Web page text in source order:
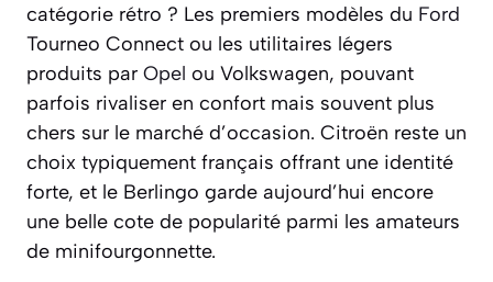
catégorie rétro ? Les premiers modèles du Ford
Tourneo Connect ou les utilitaires légers
produits par Opel ou Volkswagen, pouvant
parfois rivaliser en confort mais souvent plus
chers sur le marché d’occasion. Citroën reste un
choix typiquement français offrant une identité
forte, et le Berlingo garde aujourd’hui encore
une belle cote de popularité parmi les amateurs
de minifourgonnette.